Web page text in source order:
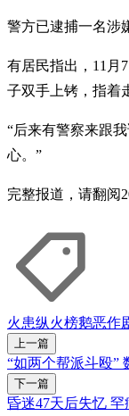
警方已逮捕一名涉
有居民指出，11月
子双手上铐，指着
“后来有警察来跟
心。”
完整报道，请翻阅
火患纵火榜鹅恶作
上一篇
“如两个帮派斗殴”
下一篇
昏迷47天后失忆 罕